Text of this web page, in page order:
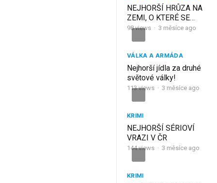
NEJHORŠÍ HRŮZA NA
ZEMI, O KTERÉ SE
MLČÍ
98views · 3 měsíce ago
VÁLKA A ARMÁDA
Nejhorší jídla za druhé
světové války!
113views · 3 měsíce ago
KRIMI
NEJHORŠÍ SÉRIOVÍ
VRAZI V ČR
144views · 3 měsíce ago
KRIMI